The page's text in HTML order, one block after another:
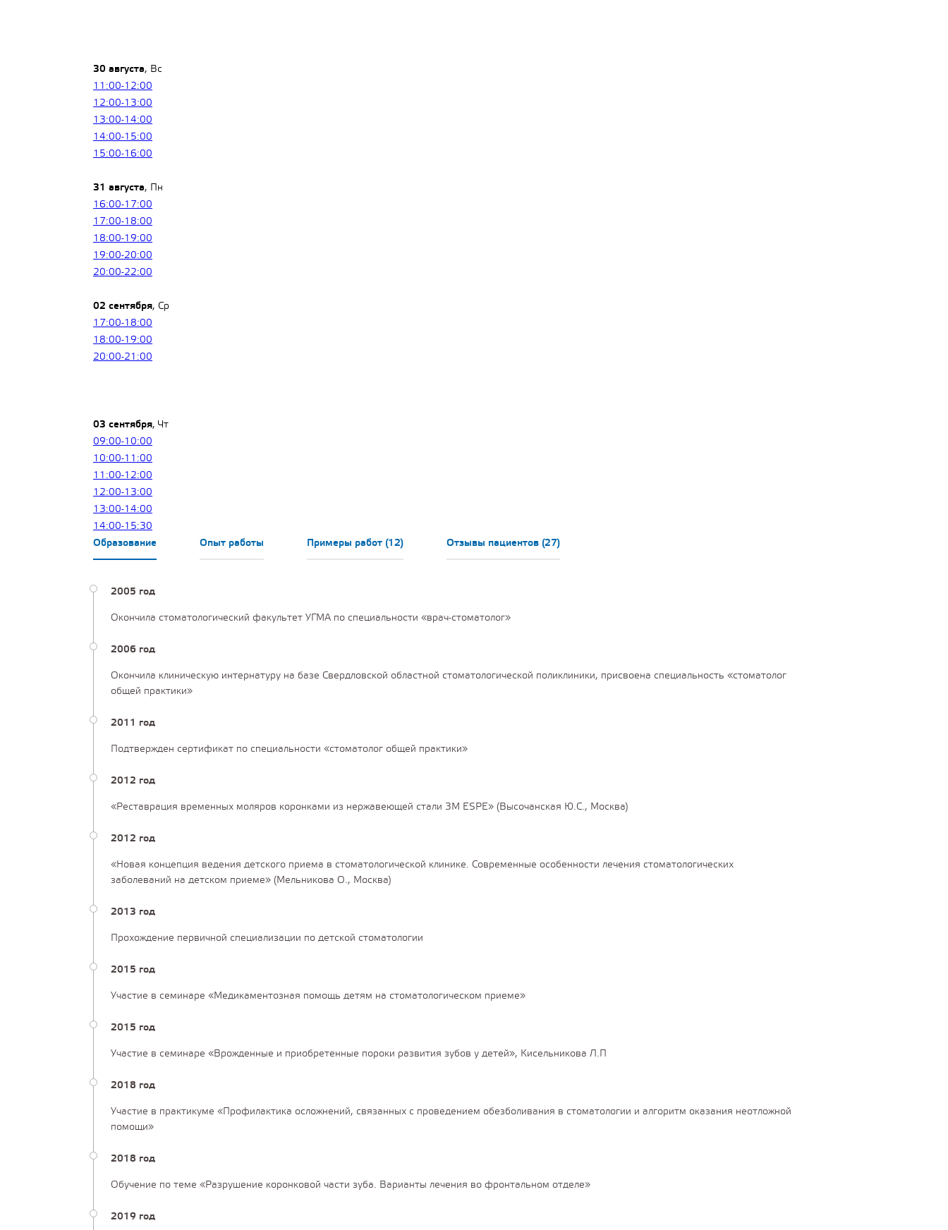
30 августа, Вс
11:00-12:00
12:00-13:00
13:00-14:00
14:00-15:00
15:00-16:00
31 августа, Пн
16:00-17:00
17:00-18:00
18:00-19:00
19:00-20:00
20:00-22:00
02 сентября, Ср
17:00-18:00
18:00-19:00
20:00-21:00
03 сентября, Чт
09:00-10:00
10:00-11:00
11:00-12:00
12:00-13:00
13:00-14:00
14:00-15:30
Образование
Опыт работы Примеры работ (12) Отзывы пациентов (27)
2005 год
Окончила стоматологический факультет УГМА по специальности «врач-стоматолог»
2006 год
Окончила клиническую интернатуру на базе Свердловской областной стоматологической поликлиники, присвоена специальность «стоматолог
общей практики»
2011 год
Подтвержден сертификат по специальности «стоматолог общей практики»
2012 год
«Реставрация временных моляров коронками из нержавеющей стали 3M ESPE» (Высочанская Ю.С., Москва)
2012 год
«Новая концепция ведения детского приема в стоматологической клинике. Современные особенности лечения стоматологических
заболеваний на детском приеме» (Мельникова О., Москва)
2013 год
Прохождение первичной специализации по детской стоматологии
2015 год
Участие в семинаре «Медикаментозная помощь детям на стоматологическом приеме»
2015 год
Участие в семинаре «Врожденные и приобретенные пороки развития зубов у детей», Кисельникова Л.П
2018 год
Участие в практикуме «Профилактика осложнений, связанных с проведением обезболивания в стоматологии и алгоритм оказания неотложной
помощи»
2018 год
Обучение по теме «Разрушение коронковой части зуба. Варианты лечения во фронтальном отделе»
2019 год